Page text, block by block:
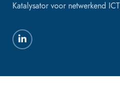
Katalysator voor netwerkend ICT